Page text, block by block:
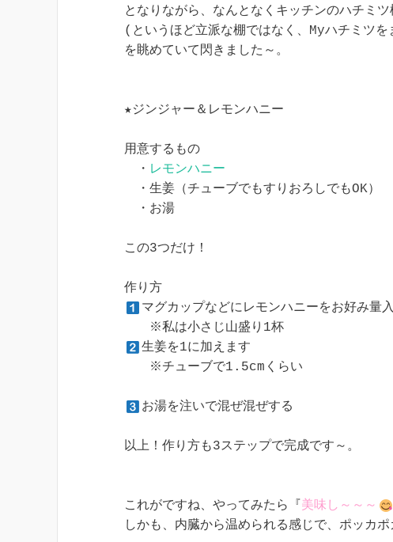
となりながら、なんとなくキッチンのハチミツ
(というほど立派な棚ではなく、Myハチミツ
を眺めていて閃きました～。
★ジンジャー＆レモンハニー
用意するもの
・ レモンハニー
・生姜（チューブでもすりおろしでもOK）
・お湯
この3つだけ！
マグカップなどにレモンハニーをお好み量
生姜を1に加えます
※チューブで1.5cmくらい
お湯を注いで混ぜ混ぜする
以上！作り方も3ステップで完成です～。
これがですね、やってみたら『 美味し～～～
しかも、内臓から温められる感じで、ポッカポ